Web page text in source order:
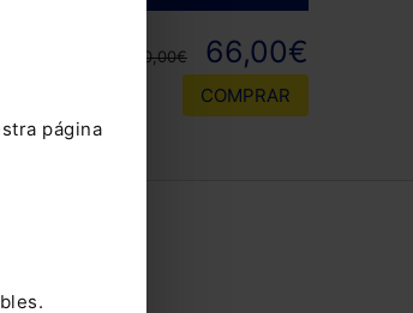
página
110,00€ 66,00€
COMPRAR
un